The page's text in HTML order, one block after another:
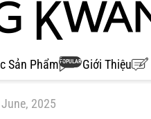
Sản Phẩm POPULAR Giới Thiệu
2025